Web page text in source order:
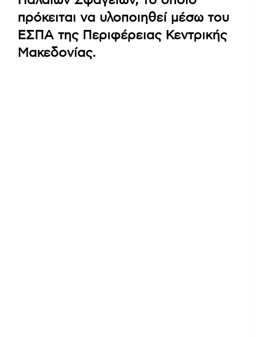
πρόκειται να υλοποιηθεί μέσω του
ΕΣΠΑ της Περιφέρειας Κεντρικής
Μακεδονίας.